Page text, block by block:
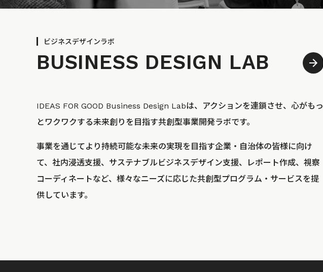
ビジネスデザインラボ
BUSINESS DESIGN LAB
IDEAS FOR GOOD Business Design Labは、アクションを連鎖させ、心がもっ
とワクワクする未来創りを目指す共創型事業開発ラボです。
事業を通じてより持続可能な未来の実現を目指す企業・自治体の皆様に向け
て、社内浸透支援、サステナブルビジネスデザイン支援、レポート作成、視察
コーディネートなど、様々なニーズに応じた共創型プログラム・サービスを提
供しています。